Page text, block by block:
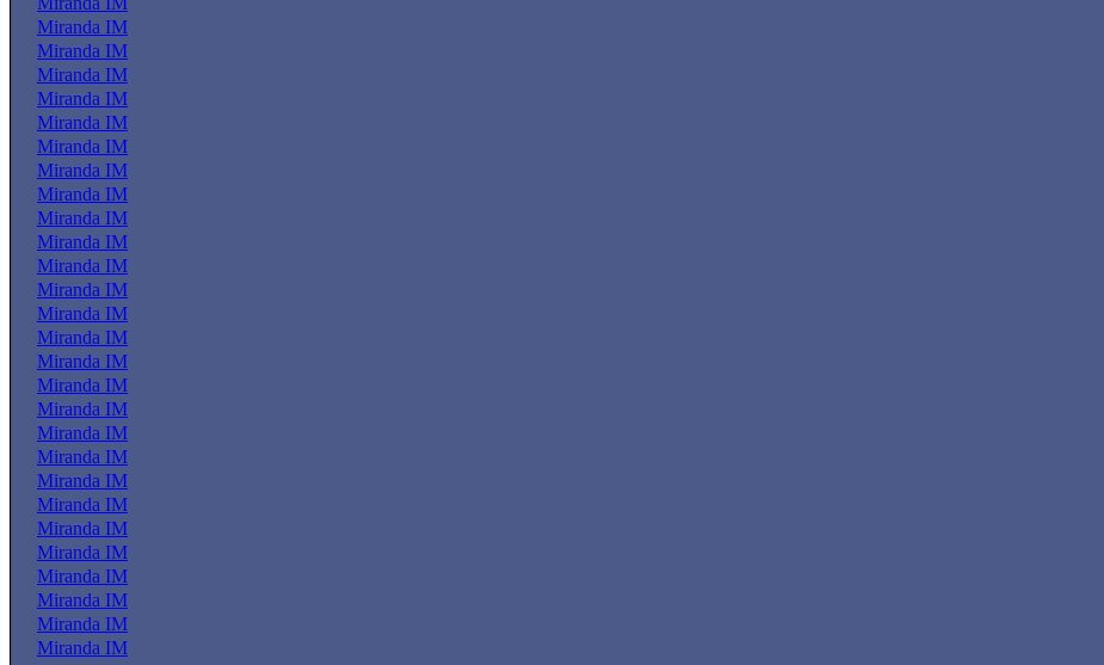
Miranda IM
Miranda IM
Miranda IM
Miranda IM
Miranda IM
Miranda IM
Miranda IM
Miranda IM
Miranda IM
Miranda IM
Miranda IM
Miranda IM
Miranda IM
Miranda IM
Miranda IM
Miranda IM
Miranda IM
Miranda IM
Miranda IM
Miranda IM
Miranda IM
Miranda IM
Miranda IM
Miranda IM
Miranda IM
Miranda IM
Miranda IM